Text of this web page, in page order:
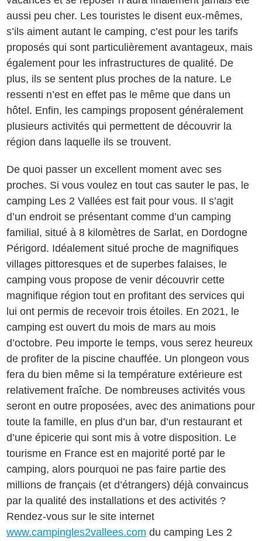
aussi peu cher. Les touristes le disent eux-mêmes,
s’ils aiment autant le camping, c’est pour les tarifs
proposés qui sont particulièrement avantageux, mais
également pour les infrastructures de qualité. De
plus, ils se sentent plus proches de la nature. Le
ressenti n’est en effet pas le même que dans un
hôtel. Enfin, les campings proposent généralement
plusieurs activités qui permettent de découvrir la
région dans laquelle ils se trouvent.
De quoi passer un excellent moment avec ses
proches. Si vous voulez en tout cas sauter le pas, le
camping Les 2 Vallées est fait pour vous. Il s’agit
d’un endroit se présentant comme d’un camping
familial, situé à 8 kilomètres de Sarlat, en Dordogne
Périgord. Idéalement situé proche de magnifiques
villages pittoresques et de superbes falaises, le
camping vous propose de venir découvrir cette
magnifique région tout en profitant des services qui
lui ont permis de recevoir trois étoiles. En 2021, le
camping est ouvert du mois de mars au mois
d’octobre. Peu importe le temps, vous serez heureux
de profiter de la piscine chauffée. Un plongeon vous
fera du bien même si la température extérieure est
relativement fraîche. De nombreuses activités vous
seront en outre proposées, avec des animations pour
toute la famille, en plus d’un bar, d’un restaurant et
d’une épicerie qui sont mis à votre disposition. Le
tourisme en France est en majorité porté par le
camping, alors pourquoi ne pas faire partie des
millions de français (et d’étrangers) déjà convaincus
par la qualité des installations et des activités ?
Rendez-vous sur le site internet
www.campingles2vallees.com du camping Les 2